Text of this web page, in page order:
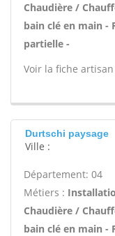
Chaudière /
bain clé en main -
partielle -
Voir la fiche artisan
Durtschi paysage
Ville :
Département: 04
Métiers :
Chaudière /
bain clé en main -